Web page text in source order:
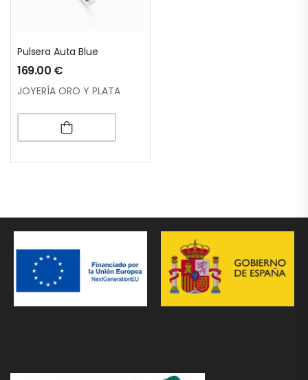
Pulsera Auta Blue
169.00 €
JOYERÍA ORO Y PLATA